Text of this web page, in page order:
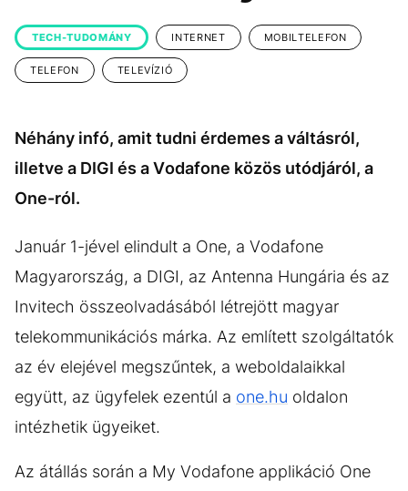
UTAZÁS
ÉLETMÓD DESIGN
BESZÉLGETÉSEK
TECH-TUDOMÁNY INTERNET MOBILTELEFON
TELEFON TELEVÍZIÓ
Néhány infó, amit tudni érdemes a váltásról,
illetve a DIGI és a Vodafone közös utódjáról, a
One-ról.
Január 1-jével elindult a One, a Vodafone
Magyarország, a DIGI, az Antenna Hungária és az
Invitech összeolvadásából létrejött magyar
telekommunikációs márka. Az említett szolgáltatók
az év elejével megszűntek, a weboldalaikkal
együtt, az ügyfelek ezentúl a one.hu oldalon
intézhetik ügyeiket.
Az átállás során a My Vodafone applikáció One